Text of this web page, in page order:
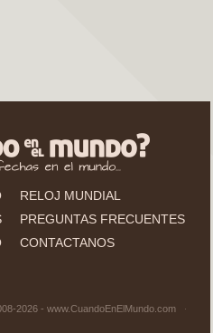
RELOJ MUNDIAL
PREGUNTAS FRECUENTES
CONTACTANOS
2026 - www.CuandoEnElMundo.com